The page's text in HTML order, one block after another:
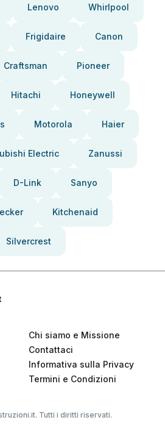
Lenovo Whirlpool
Frigidaire Canon
Craftsman Pioneer
Hitachi Honeywell
Motorola Haier
Electric Zanussi
D-Link Sanyo
Kitchenaid
Silvercrest
Chi siamo e Missione
Contattaci
Informativa sulla Privacy
Termini e Condizioni
Tutti i diritti riservati.